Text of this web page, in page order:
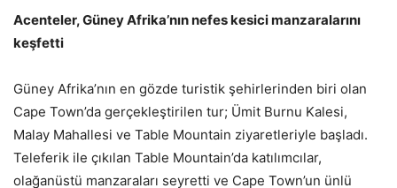
Acenteler, Güney Afrika’nın nefes kesici manzaralarını
keşfetti
Güney Afrika’nın en gözde turistik şehirlerinden biri olan
Cape Town’da gerçekleştirilen tur; Ümit Burnu Kalesi,
Malay Mahallesi ve Table Mountain ziyaretleriyle başladı.
Teleferik ile çıkılan Table Mountain’da katılımcılar,
olağanüstü manzaraları seyretti ve Cape Town’un ünlü